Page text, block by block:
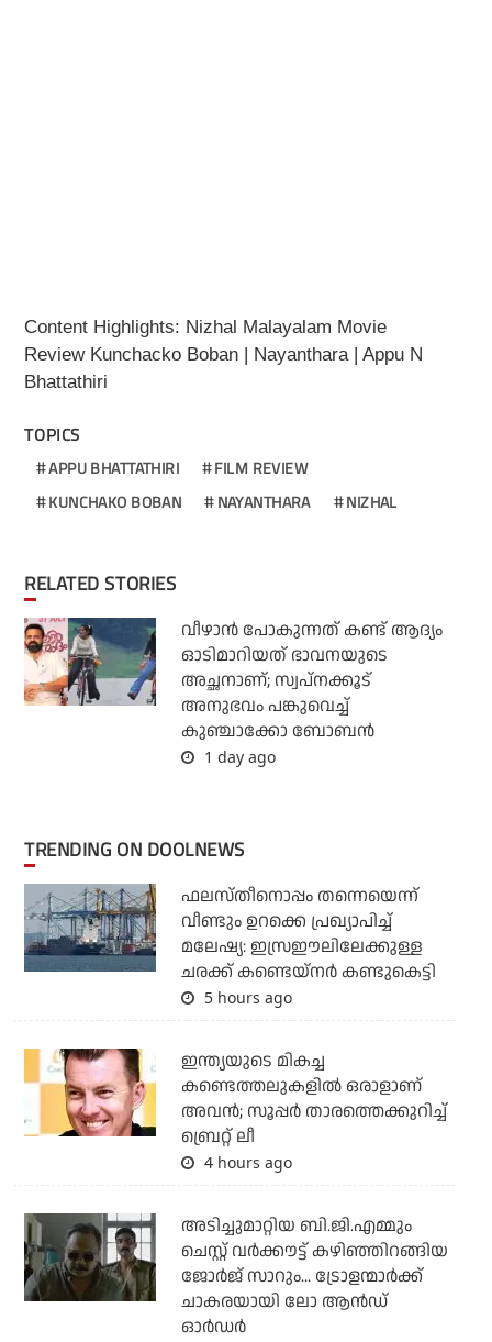
Content Highlights: Nizhal Malayalam Movie
Review Kunchacko Boban | Nayanthara | Appu N
Bhattathiri
TOPICS
APPU BHATTATHIRI
FILM REVIEW
KUNCHAKO BOBAN
NAYANTHARA NIZHAL
RELATED STORIES
വീഴാന്‍ പോകുന്നത് കണ്ട് ആദ്യം
ഓടിമാറിയത് ഭാവനയുടെ
അച്ഛനാണ്; സ്വപ്‌നക്കൂട്
അനുഭവം പങ്കുവെച്ച്
കുഞ്ചാക്കോ ബോബന്‍
1 day ago
TRENDING ON DOOLNEWS
ഫലസ്തീനൊപ്പം തന്നെയെന്ന്
വീണ്ടും ഉറക്കെ പ്രഖ്യാപിച്ച്
മലേഷ്യ: ഇസ്രഈലിലേക്കുള്ള
ചരക്ക് കണ്ടെയ്‌നര്‍ കണ്ടുകെട്ടി
5 hours ago
ഇന്ത്യയുടെ മികച്ച
കണ്ടെത്തലുകളില്‍ ഒരാളാണ്
അവന്‍; സൂപ്പര്‍ താരത്തെക്കുറിച്ച്
ബ്രെറ്റ് ലീ
4 hours ago
അടിച്ചുമാറ്റിയ ബി.ജി.എമ്മും
ചെസ്റ്റ് വര്‍ക്കൗട്ട് കഴിഞ്ഞിറങ്ങിയ
ജോര്‍ജ് സാറും... ട്രോളന്മാര്‍ക്ക്
ചാകരയായി ലോ ആന്‍ഡ്
ഓര്‍ഡര്‍